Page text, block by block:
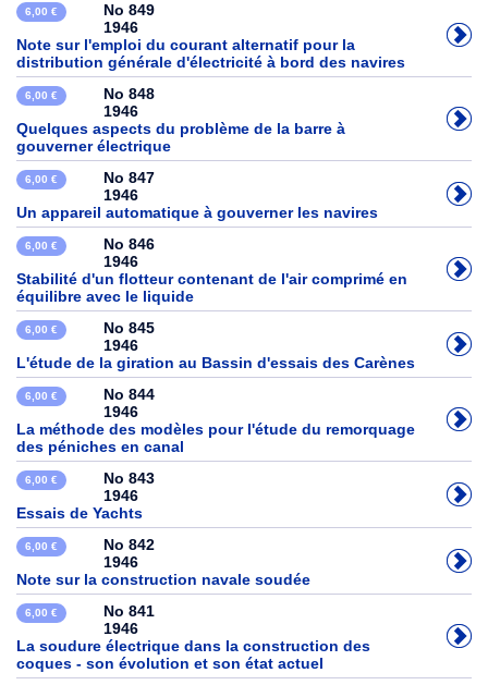
6,00 €
No 849
1946
Note sur l'emploi du courant alternatif pour la
distribution générale d'électricité à bord des navires
6,00 €
No 848
1946
Quelques aspects du problème de la barre à
gouverner électrique
6,00 €
No 847
1946
Un appareil automatique à gouverner les navires
6,00 €
No 846
1946
Stabilité d'un flotteur contenant de l'air comprimé en
équilibre avec le liquide
6,00 €
No 845
1946
L'étude de la giration au Bassin d'essais des Carènes
6,00 €
No 844
1946
La méthode des modèles pour l'étude du remorquage
des péniches en canal
6,00 €
No 843
1946
Essais de Yachts
6,00 €
No 842
1946
Note sur la construction navale soudée
6,00 €
No 841
1946
La soudure électrique dans la construction des
coques - son évolution et son état actuel